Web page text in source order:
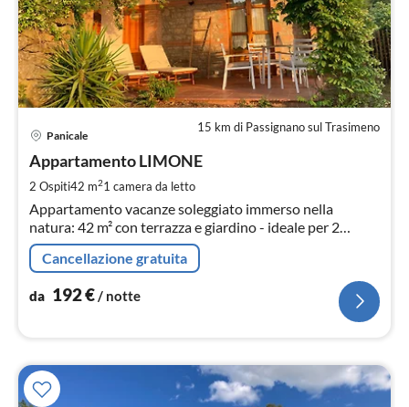
15 km di Passignano sul Trasimeno
Panicale
Appartamento LIMONE
2 Ospiti42 m21 camera da letto
Appartamento vacanze soleggiato immerso nella
natura: 42 m² con terrazza e giardino - ideale per 2
persone
Cancellazione gratuita
da 192€/ notte